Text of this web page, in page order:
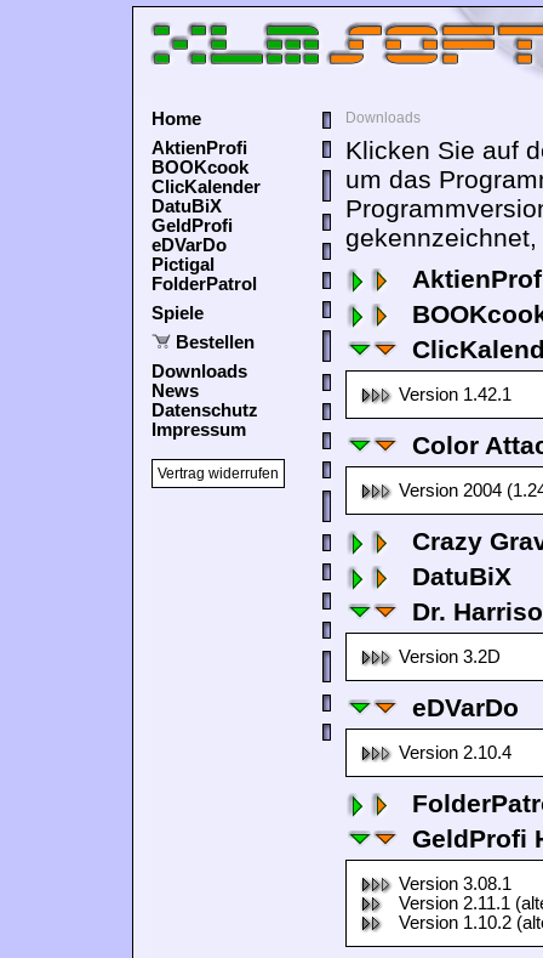
Home
AktienProfi
BOOKcook
ClicKalender
DatuBiX
GeldProfi
eDVarDo
Pictigal
FolderPatrol
Spiele
Bestellen
Downloads
News
Datenschutz
Impressum
Vertrag widerrufen
Downloads
Klicken Sie auf
um das
Version 1.42.1
Color
Version 2004
Crazy
DatuBiX
Dr.
Version 3.2D
eDVarDo
Version 2.10.4
GeldProfi
Version 3.08.1
Version 2.11.1
Version 1.10.2